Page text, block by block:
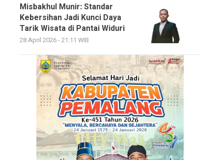
Misbakhul Munir: Standar
Kebersihan Jadi Kunci Daya
Tarik Wisata di Pantai Widuri
28 April 2026 - 21:11 WIB